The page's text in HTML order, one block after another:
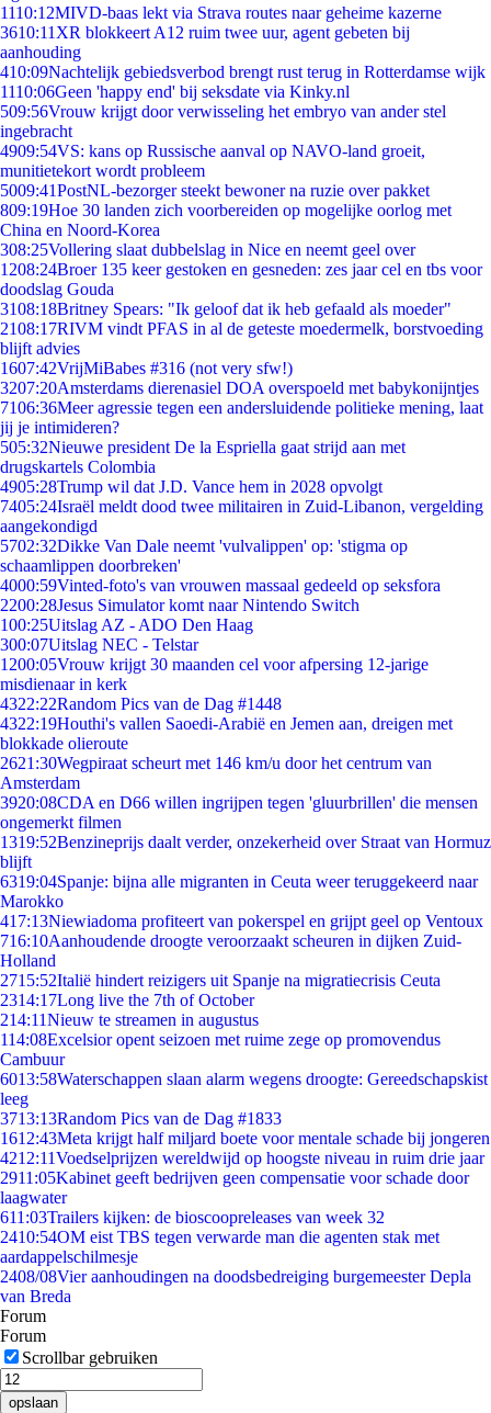
1110:12MIVD-baas lekt via Strava routes naar geheime kazerne
3610:11 XR blokkeert A12 ruim twee uur, agent gebeten bij
aanhouding
410:09Nachtelijk gebiedsverbod brengt rust terug in Rotterdamse wijk
1110:06Geen 'happy end' bij seksdate via Kinky.nl
509:56Vrouw krijgt door verwisseling het embryo van ander stel
ingebracht
4909:54VS: kans op Russische aanval op NAVO-land groeit,
munitietekort wordt probleem
5009:41PostNL-bezorger steekt bewoner na ruzie over pakket
809:19Hoe 30 landen zich voorbereiden op mogelijke oorlog met
China en Noord-Korea
308:25Vollering slaat dubbelslag in Nice en neemt geel over
1208:24Broer 135 keer gestoken en gesneden: zes jaar cel en tbs voor
doodslag Gouda
3108:18Britney Spears: "Ik geloof dat ik heb gefaald als moeder"
2108:17RIVM vindt PFAS in al de geteste moedermelk, borstvoeding
blijft advies
1607:42VrijMiBabes #316 (not very sfw!)
3207:20Amsterdams dierenasiel DOA overspoeld met babykonijntjes
7106:36Meer agressie tegen een andersluidende politieke mening, laat
jij je intimideren?
505:32Nieuwe president De la Espriella gaat strijd aan met
drugskartels Colombia
4905:28Trump wil dat J.D. Vance hem in 2028 opvolgt
7405:24Israël meldt dood twee militairen in Zuid-Libanon, vergelding
aangekondigd
5702:32Dikke Van Dale neemt 'vulvalippen' op: 'stigma op
schaamlippen doorbreken'
4000:59Vinted-foto's van vrouwen massaal gedeeld op seksfora
2200:28Jesus Simulator komt naar Nintendo Switch
100:25Uitslag AZ - ADO Den Haag
300:07Uitslag NEC - Telstar
1200:05Vrouw krijgt 30 maanden cel voor afpersing 12-jarige
misdienaar in kerk
4322:22Random Pics van de Dag #1448
4322:19Houthi's vallen Saoedi-Arabië en Jemen aan, dreigen met
blokkade olieroute
2621:30Wegpiraat scheurt met 146 km/u door het centrum van
Amsterdam
3920:08CDA en D66 willen ingrijpen tegen 'gluurbrillen' die mensen
ongemerkt filmen
1319:52Benzineprijs daalt verder, onzekerheid over Straat van Hormuz
blijft
6319:04Spanje: bijna alle migranten in Ceuta weer teruggekeerd naar
Marokko
417:13Niewiadoma profiteert van pokerspel en grijpt geel op Ventoux
716:10Aanhoudende droogte veroorzaakt scheuren in dijken Zuid-
Holland
2715:52Italië hindert reizigers uit Spanje na migratiecrisis Ceuta
2314:17Long live the 7th of October
214:11Nieuw te streamen in augustus
114:08Excelsior opent seizoen met ruime zege op promovendus
Cambuur
6013:58Waterschappen slaan alarm wegens droogte: Gereedschapskist
leeg
3713:13Random Pics van de Dag #1833
1612:43Meta krijgt half miljard boete voor mentale schade bij jongeren
4212:11Voedselprijzen wereldwijd op hoogste niveau in ruim drie jaar
2911:05Kabinet geeft bedrijven geen compensatie voor schade door
laagwater
611:03Trailers kijken: de bioscoopreleases van week 32
2410:54OM eist TBS tegen verwarde man die agenten stak met
aardappelschilmesje
2408/08Vier aanhoudingen na doodsbedreiging burgemeester Depla
van Breda
Forum
Forum
Scrollbar gebruiken
opslaan